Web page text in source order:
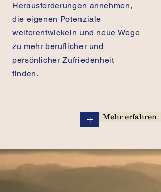
Herausforderungen annehmen,
die eigenen Potenziale
weiterentwickeln und neue Wege
zu mehr beruflicher und
persönlicher Zufriedenheit
finden.
+ Mehr erfahren